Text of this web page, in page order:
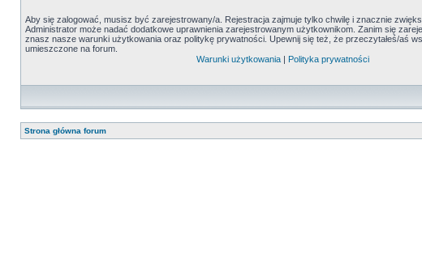
Aby się zalogować, musisz być zarejestrowany/a. Rejestracja zajmuje tylko chwilę i znacznie
Administrator może nadać dodatkowe uprawnienia zarejestrowanym użytkownikom. Zanim się
znasz nasze warunki użytkowania oraz politykę prywatności. Upewnij się też, że przeczytałeś/aś
umieszczone na forum.
Warunki użytkowania | Polityka prywatności
Strona główna forum